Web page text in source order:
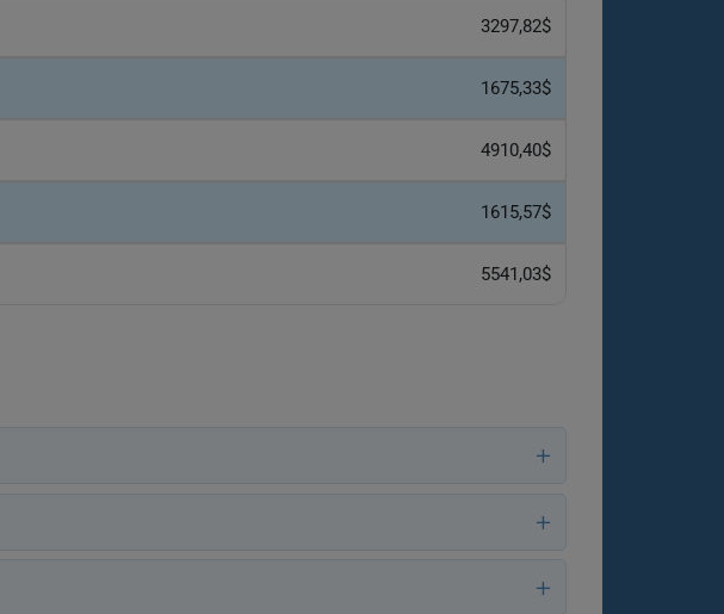
3297,82$
1675,33$
4910,40$
1615,57$
5541,03$